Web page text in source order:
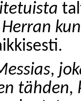
Herran
,